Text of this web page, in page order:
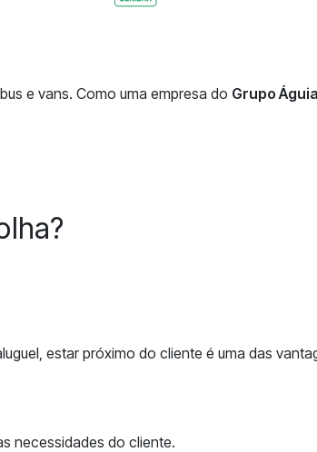
e vans. Como uma empresa do Grupo
estar próximo do cliente é uma das
necessidades do cliente.